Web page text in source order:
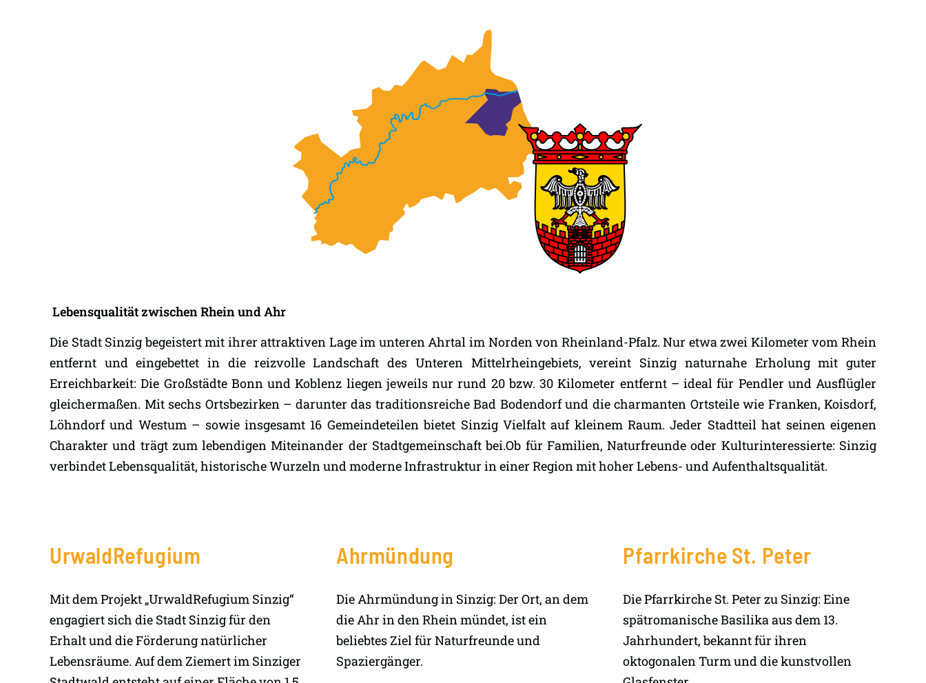
Lebensqualität zwischen Rhein und Ahr
Die Stadt Sinzig begeistert mit ihrer attraktiven Lage im unteren Ahrtal im Norden von Rheinland-Pfalz. Nur etwa zwei Kilometer vom Rhein
entfernt und eingebettet in die reizvolle Landschaft des Unteren Mittelrheingebiets, vereint Sinzig naturnahe Erholung mit guter
Erreichbarkeit: Die Großstädte Bonn und Koblenz liegen jeweils nur rund 20 bzw. 30 Kilometer entfernt – ideal für Pendler und Ausflügler
gleichermaßen. Mit sechs Ortsbezirken – darunter das traditionsreiche Bad Bodendorf und die charmanten Ortsteile wie Franken, Koisdorf,
Löhndorf und Westum – sowie insgesamt 16 Gemeindeteilen bietet Sinzig Vielfalt auf kleinem Raum. Jeder Stadtteil hat seinen eigenen
Charakter und trägt zum lebendigen Miteinander der Stadtgemeinschaft bei.Ob für Familien, Naturfreunde oder Kulturinteressierte: Sinzig
verbindet Lebensqualität, historische Wurzeln und moderne Infrastruktur in einer Region mit hoher Lebens- und Aufenthaltsqualität.
UrwaldRefugium
Mit dem Projekt „UrwaldRefugium Sinzig“
engagiert sich die Stadt Sinzig für den
Erhalt und die Förderung natürlicher
Lebensräume. Auf dem Ziemert im Sinziger
Ahrmündung
Die Ahrmündung in Sinzig: Der Ort, an dem
die Ahr in den Rhein mündet, ist ein
beliebtes Ziel für Naturfreunde und
Spaziergänger.
Pfarrkirche St. Peter
Die Pfarrkirche St. Peter zu Sinzig: Eine
spätromanische Basilika aus dem 13.
Jahrhundert, bekannt für ihren
oktogonalen Turm und die kunstvollen